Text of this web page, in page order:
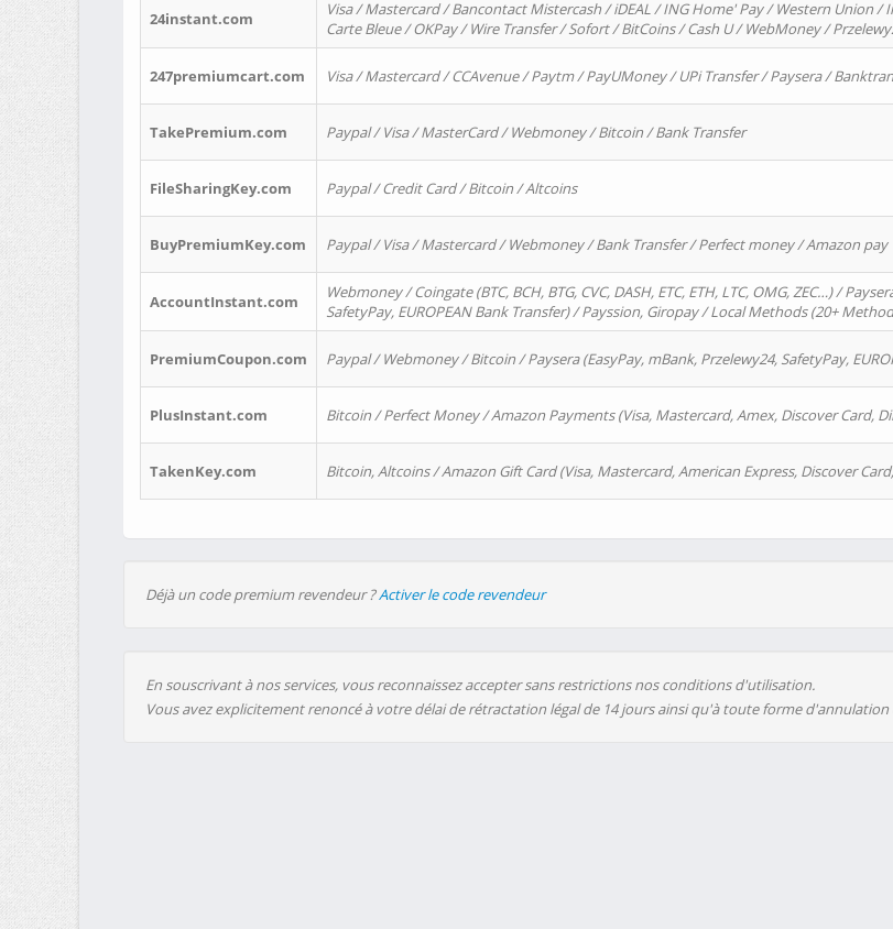
24instant.com
Visa / Mastercard / Bancontact Mistercash / iDEAL / ING Home' Pay / Western Union /
Carte Bleue / OKPay / Wire Transfer / Sofort / BitCoins / Cash U / WebMoney /
247premiumcart.com Visa / Mastercard / CCAvenue / Paytm / PayUMoney / UPi Transfer / Paysera /
TakePremium.com Paypal / Visa / MasterCard / Webmoney / Bitcoin / Bank Transfer
FileSharingKey.com Paypal / Credit Card / Bitcoin / Altcoins
BuyPremiumKey.com Paypal / Visa / Mastercard / Webmoney / Bank Transfer / Perfect money / Amazon pay
AccountInstant.com
Webmoney / Coingate (BTC, BCH, BTG, CVC, DASH, ETC, ETH, LTC, OMG, ZEC…) /
SafetyPay, EUROPEAN Bank Transfer) / Payssion, Giropay / Local Methods (20+
PremiumCoupon.com Paypal / Webmoney / Bitcoin / Paysera (EasyPay, mBank, Przelewy24, SafetyPay,
PlusInstant.com Bitcoin / Perfect Money / Amazon Payments (Visa, Mastercard, Amex, Discover Card,
TakenKey.com Bitcoin, Altcoins / Amazon Gift Card (Visa, Mastercard, American Express, Discover
Déjà un code premium revendeur ?Activer le code revendeur
En souscrivant à nos services, vous reconnaissez accepter sans restrictions nos conditions d'utilisation.
Vous avez explicitement renoncé à votre délai de rétractation légal de 14 jours ainsi qu'à toute forme